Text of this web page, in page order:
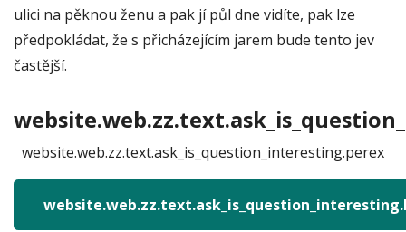
ulici na pěknou ženu a pak jí půl dne vidíte, pak lze
předpokládat, že s přicházejícím jarem bude tento jev
častější.
website.web.zz.text.ask_is_question_interesting.perex